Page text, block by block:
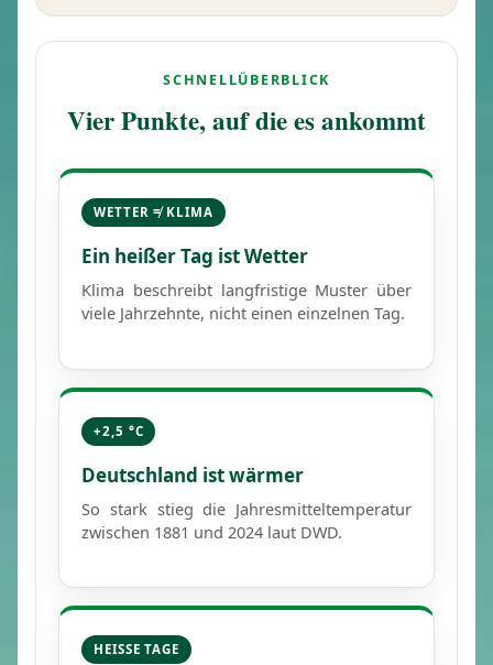
SCHNELLÜBERBLICK
Vier Punkte, auf die es ankommt
WETTER ≠ KLIMA
Ein heißer Tag ist Wetter
Klima beschreibt langfristige Muster über
viele Jahrzehnte, nicht einen einzelnen Tag.
+2,5 °C
Deutschland ist wärmer
So stark stieg die Jahresmittel­temperatur
zwischen 1881 und 2024 laut DWD.
HEISSE TAGE